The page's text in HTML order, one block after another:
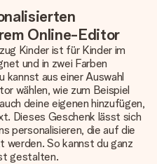
Online-Editor
Kinder ist für Kinder im
und in zwei Farben
kannst aus einer Auswahl
wählen, wie zum Beispiel
deine eigenen hinzufügen,
Dieses Geschenk lässt sich
personalisieren, die auf die
So kannst du ganz
gestalten.